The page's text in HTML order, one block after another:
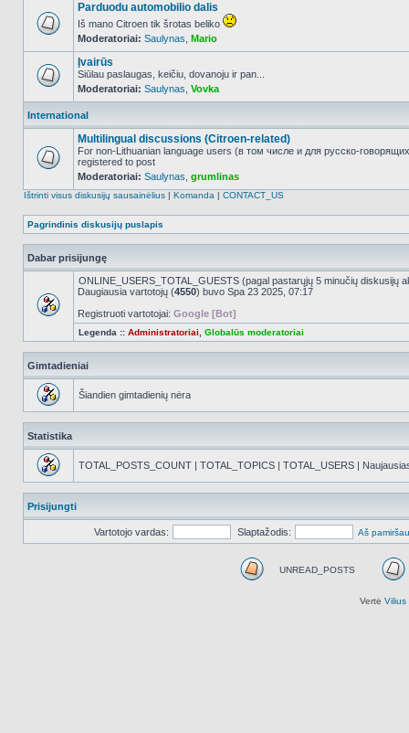
NO_UNREAD_POSTS
Parduodu automobilio dalis
Iš mano Citroen tik šrotas beliko
Moderatoriai: Saulynas Mario
NO_UNREAD_POSTS
Įvairūs
Siūlau paslaugas, keičiu, dovanoju ir pan...
Moderatoriai: Saulynas Vovka
International
NO_UNREAD_POSTS
Multilingual discussions (Citroen-related)
For non-Lithuanian language users (в том числе и для русско-
registered to post
Moderatoriai: Saulynas grumlinas
Ištrinti visus diskusijų sausainėlius | Komanda | CONTACT_US
Pagrindinis diskusijų puslapis
Dabar prisijungę
ONLINE_USERS_TOTAL_GUESTS (pagal pastarųjų 5 minučių diskusijų
Daugiausia vartotojų (4550) buvo Spa 23 2025, 07:17
Registruoti vartotojai: Google [Bot]
Legenda :: Administratoriai Globalūs moderatoriai
Gimtadieniai
Šiandien gimtadienių nėra
Statistika
TOTAL_POSTS_COUNT | TOTAL_TOPICS | TOTAL_USERS |
Prisijungti
Vartotojo vardas: Slaptažodis: Aš
UNREAD_POSTS
Vertė Vilius